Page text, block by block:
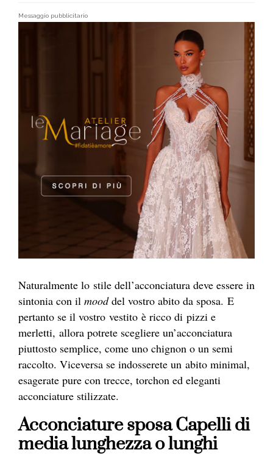
Messaggio pubblicitario
Naturalmente lo stile dell’acconciatura deve essere in
sintonia con il mooddel vostro abito da sposa. E
pertanto se il vostro vestito è ricco di pizzi e
merletti, allora potrete scegliere un’acconciatura
piuttosto semplice, come uno chignon o un semi
raccolto. Viceversa se indosserete un abito minimal,
esagerate pure con trecce, torchon ed eleganti
acconciature stilizzate.
Acconciature sposa Capelli di
media lunghezza o lunghi